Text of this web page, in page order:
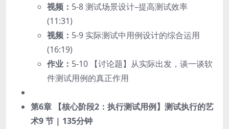
视频： 5-8 测试场景设计–提高测试效率
(11:31)
视频： 5-9 实际测试中用例设计的综合运用
(16:19)
作业： 5-10 【讨论题】从实际出发，谈一谈软
件测试用例的真正作用
第6章 【核心阶段2：执行测试用例】测试执行的艺
术9 节 | 135分钟